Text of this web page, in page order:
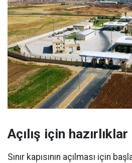
Açılış için
Sınır kapısının açılması için